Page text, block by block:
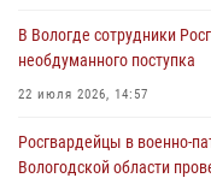
02 августа 2026, 10:37
Росгвардейцы в г. Соколе
31 июля 2026, 06:43
В Вологде сотрудники
необдуманного поступка
22 июля 2026, 14:57
Росгвардейцы в военно-
Вологодской области